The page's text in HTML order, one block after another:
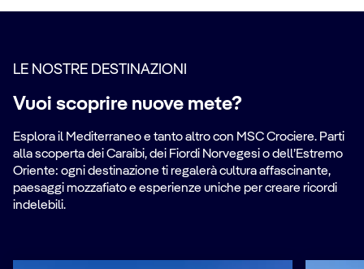
LE NOSTRE DESTINAZIONI
Vuoi scoprire nuove mete?
Esplora il Mediterraneo e tanto altro con MSC Crociere. Parti
alla scoperta dei Caraibi, dei Fiordi Norvegesi o dell’Estremo
Oriente: ogni destinazione ti regalerà cultura affascinante,
paesaggi mozzafiato e esperienze uniche per creare ricordi
indelebili.